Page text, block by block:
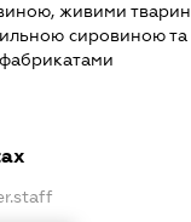
живими
сировиною та